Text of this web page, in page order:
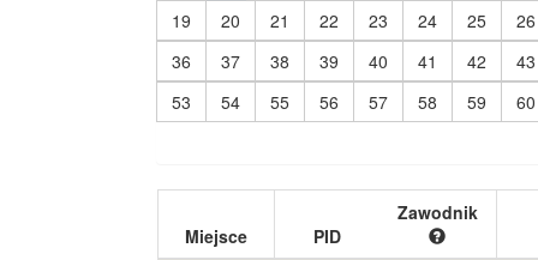
19
20 21 22 23 24 25
26
36
37 38 39 40 41 42
43
53
54 55 56 57 58 59 60
Miejsce PID
Zawodnik